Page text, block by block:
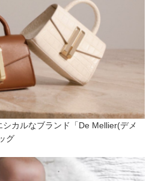
カルなブランド「De Mellier(デメ
グ